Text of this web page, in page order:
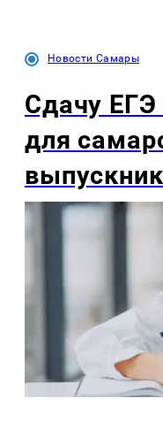
Новости Самары
Сдачу ЕГЭ
для